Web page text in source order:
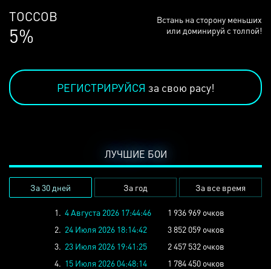
ЛЮДЕЙ
68%
Встань на сторону меньших
или доминируй с толпой!
РЕГИСТРИРУЙСЯ за свою расу!
ЛУЧШИЕ БОИ
За 30 дней За год За все время
1. 4 Августа 2026 17:44:46
1 936 969 очков
2. 24 Июля 2026 18:14:42
3 852 059 очков
3. 23 Июля 2026 19:41:25
2 457 532 очков
4. 15 Июля 2026 04:48:14
1 784 450 очков